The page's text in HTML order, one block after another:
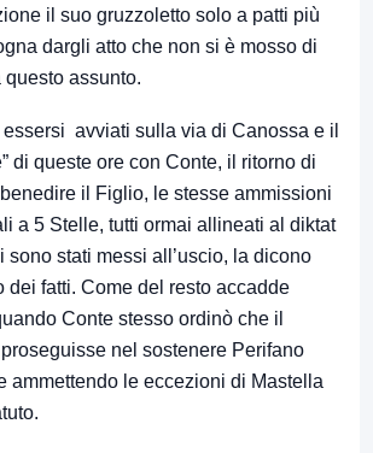
il suo gruzzoletto solo a patti più
dargli atto che non si è mosso di
assunto.
avviati sulla via di Canossa e il
di queste ore con Conte, il ritorno di
il Figlio, le stesse ammissioni
a 5 Stelle, tutti ormai allineati al diktat
sono stati messi all’uscio, la dicono
dei fatti. Come del resto accadde
Conte stesso ordinò che il
nel sostenere Perifano
ammettendo le eccezioni di Mastella